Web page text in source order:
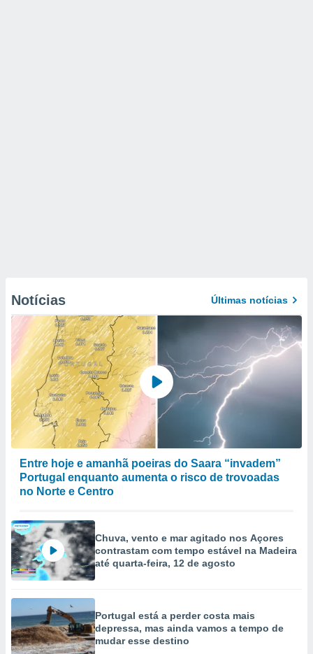
Notícias Últimas notícias
Entre hoje e amanhã poeiras do Saara “invadem”
Portugal enquanto aumenta o risco de trovoadas
no Norte e Centro
Chuva, vento e mar agitado nos Açores
contrastam com tempo estável na Madeira
até quarta-feira, 12 de agosto
Portugal está a perder costa mais
depressa, mas ainda vamos a tempo de
mudar esse destino